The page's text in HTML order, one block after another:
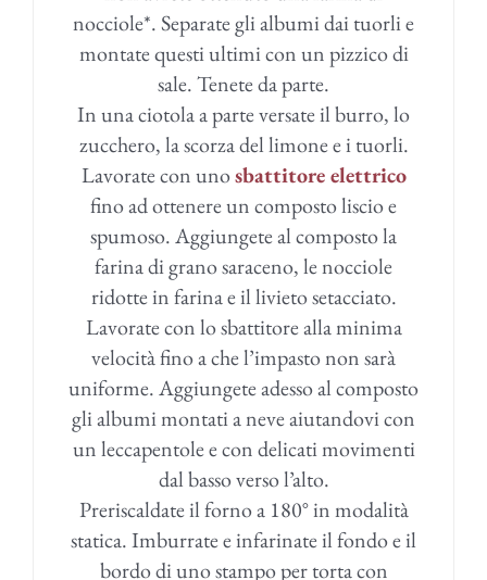
nocciole*. Separate gli albumi dai tuorli e
montate questi ultimi con un pizzico di
sale. Tenete da parte.
In una ciotola a parte versate il burro, lo
zucchero, la scorza del limone e i tuorli.
Lavorate con unosbattitore elettrico
fino ad ottenere un composto liscio e
spumoso. Aggiungete al composto la
farina di grano saraceno, le nocciole
ridotte in farina e il livieto setacciato.
Lavorate con lo sbattitore alla minima
velocità fino a che l’impasto non sarà
uniforme. Aggiungete adesso al composto
gli albumi montati a neve aiutandovi con
un leccapentole e con delicati movimenti
dal basso verso l’alto.
Preriscaldate il forno a 180° in modalità
statica. Imburrate e infarinate il fondo e il
bordo di uno stampo per torta con